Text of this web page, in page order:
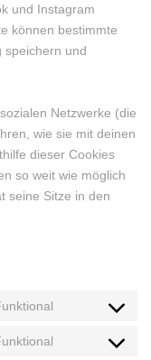
und Instagram
können bestimmte
speichern und
Netzwerke (die
wie sie mit deinen
dieser Cookies
so weit wie möglich
seine Sitze in den
Consent
Consent